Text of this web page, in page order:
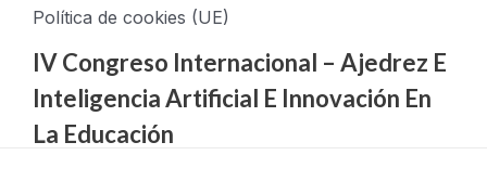
Política de cookies (UE)
IV Congreso Internacional – Ajedrez E
Inteligencia Artificial E Innovación En
La Educación